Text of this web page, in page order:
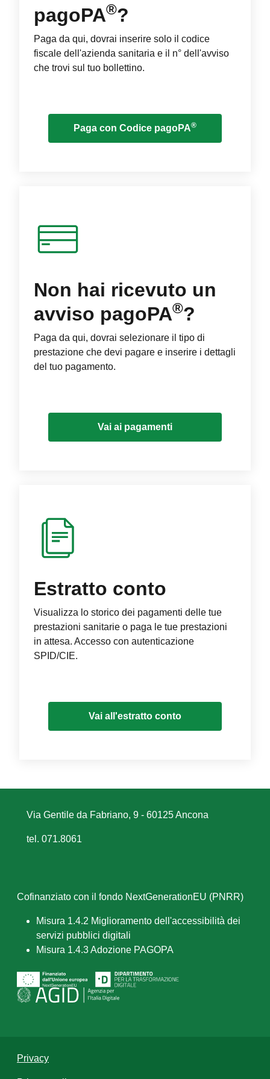
pagoPA®?
Paga da qui, dovrai inserire solo il codice
fiscale dell'azienda sanitaria e il n° dell'avviso
che trovi sul tuo bollettino.
Paga con Codice pagoPA®
Non hai ricevuto un
avviso pagoPA®?
Paga da qui, dovrai selezionare il tipo di
prestazione che devi pagare e inserire i dettagli
del tuo pagamento.
Vai ai pagamenti
Estratto conto
Visualizza lo storico dei pagamenti delle tue
prestazioni sanitarie o paga le tue prestazioni
in attesa. Accesso con autenticazione
SPID/CIE.
Vai all'estratto conto
Via Gentile da Fabriano, 9 - 60125 Ancona
tel. 071.8061
Cofinanziato con il fondo NextGenerationEU (PNRR)
Misura 1.4.2 Miglioramento dell'accessibilità dei
servizi pubblici digitali
Misura 1.4.3 Adozione PAGOPA
Privacy